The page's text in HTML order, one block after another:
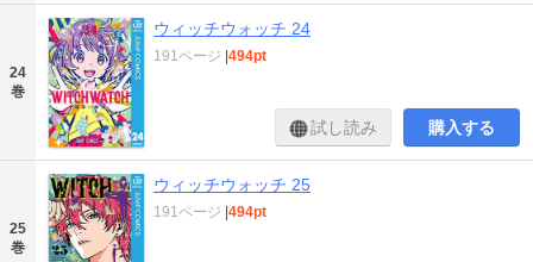
24
巻
ウィッチウォッチ 24
191ページ |494pt
試し読み 購入する
25
巻
ウィッチウォッチ 25
191ページ |494pt